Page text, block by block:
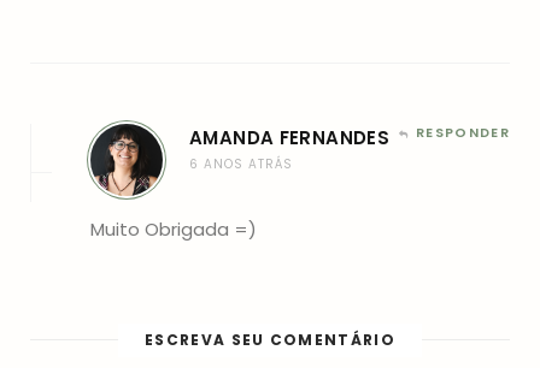
AMANDA FERNANDES
6 ANOS ATRÁS
RESPONDER
Muito Obrigada =)
ESCREVA SEU COMENTÁRIO